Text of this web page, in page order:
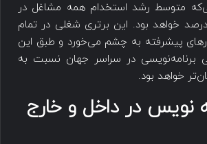
متوسط رشد استخدام همه مشاغل در
این کشور حدود ۱۱ درصد خواهد بود. این برتری شغلی در تمام
پیشرفته به چشم می‌خورد و طبق این
برنامه‌نویسی در سراسر جهان نسبت به
خواهد بود.
نویس در داخل و خارج